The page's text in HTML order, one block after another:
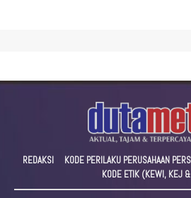
REDAKSI KODE PERILAKU PERUSAHAAN PERS
KODE ETIK (KEWI, KEJ